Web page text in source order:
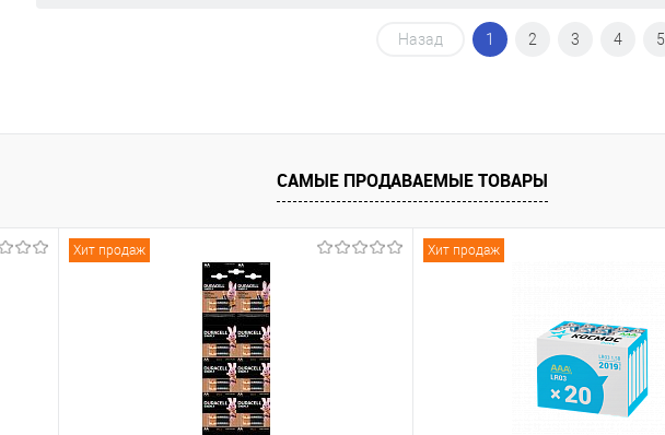
Назад 1 2 3 4 5
САМЫЕ ПРОДАВАЕМЫЕ ТОВАРЫ
Хит продаж Хит продаж